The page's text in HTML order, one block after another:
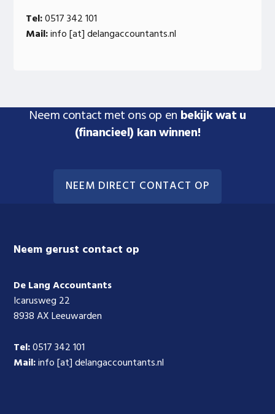
Tel:0517 342 101
Mail:info [at] delangaccountants.nl
Neem contact met ons op en bekijk wat u
(financieel) kan winnen!
NEEM DIRECT CONTACT OP
Footer
Neem gerust contact op
De Lang Accountants
Icarusweg 22
8938 AX Leeuwarden
Tel:0517 342 101
Mail:info [at] delangaccountants.nl